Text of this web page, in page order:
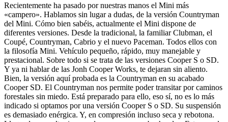
Recientemente ha pasado por nuestras manos el Mini más
«campero». Hablamos sin lugar a dudas, de la versión Countryman
del Mini. Cómo bien sabéis, actualmente el Mini dispone de
diferentes versiones. Desde la tradicional, la familiar Clubman, el
Coupé, Countryman, Cabrio y el nuevo Paceman. Todos ellos con
la filosofía Mini. Vehículo pequeño, rápido, muy manejable y
prestacional. Sobre todo si se trata de las versiones Cooper S o SD.
Y ya ni hablar de las Jonh Cooper Works, te dejaran sin aliento.
Bien, la versión aquí probada es la Countryman en su acabado
Cooper SD. El Countryman nos permite poder transitar por caminos
forestales sin miedo. Está preparado para ello, eso sí, no es lo más
indicado si optamos por una versión Cooper S o SD. Su suspensión
es demasiado enérgica. Y, en compresión incluso seca y rebotona.